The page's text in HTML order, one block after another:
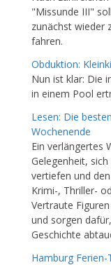
"Missunde III"
zunächst wieder
fahren.
Obduktion:
Nun ist klar: Die
in einem Pool
Lesen: Die
Wochenende
Ein verlängertes
Gelegenheit,
vertiefen und
Krimi-, Thriller-
Vertraute
und sorgen
Geschichte
Hamburg